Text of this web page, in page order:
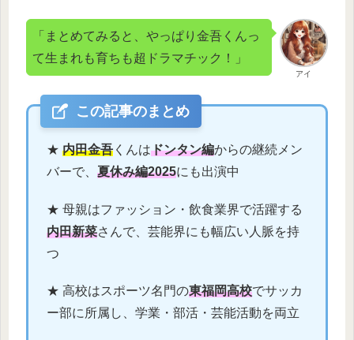
アイ
「まとめてみると、やっぱり金吾くんっ
て生まれも育ちも超ドラマチック！」
この記事のまとめ
★内田金吾 くんはドンタン編からの継続メン
バーで、夏休み編2025にも出演中
★ 母親はファッション・飲食業界で活躍する
内田新菜さんで、芸能界にも幅広い人脈を持
つ
★ 高校はスポーツ名門の東福岡高校でサッカ
ー部に所属し、学業・部活・芸能活動を両立